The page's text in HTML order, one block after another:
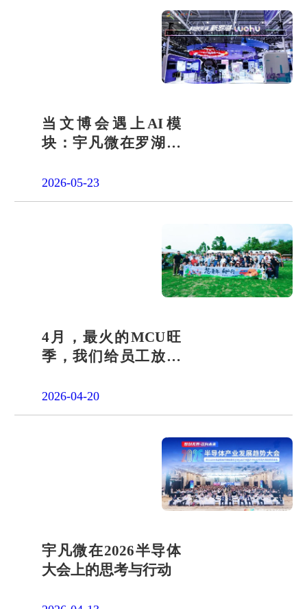
当文博会遇上AI模
块：宇凡微在罗湖展
答卷
2026-05-23
4月，最火的MCU旺
季，我们给员工放了
2026-04-20
宇凡微在2026半导体
大会上的思考与行动